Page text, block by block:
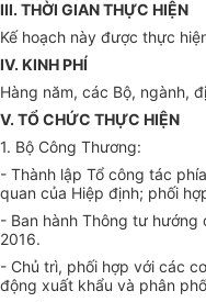
III. THỜI GIAN THỰC HIỆN
Kế hoạch này được thực
IV. KINH PHÍ
Hàng năm, các Bộ, ngành,
V. TỔ CHỨC THỰC HIỆN
1. Bộ Công Thương:
- Thành lập Tổ công tác
quan của Hiệp định; phối
- Ban hành Thông tư hướng
2016.
- Chủ trì, phối hợp với các
động xuất khẩu và phân